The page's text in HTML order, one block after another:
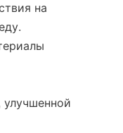
на
улучшенной